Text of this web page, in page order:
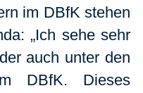
im DBfK stehen
„Ich sehe sehr
auch unter den
DBfK. Dieses